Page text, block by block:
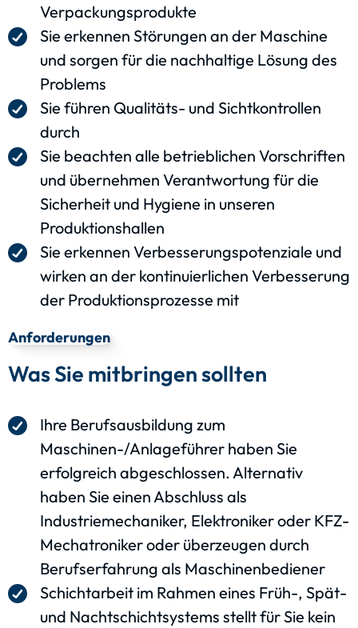
Verpackungsprodukte
Sie erkennen Störungen an der Maschine
und sorgen für die nachhaltige Lösung des
Problems
Sie führen Qualitäts- und Sichtkontrollen
durch
Sie beachten alle betrieblichen Vorschriften
und übernehmen Verantwortung für die
Sicherheit und Hygiene in unseren
Produktionshallen
Sie erkennen Verbesserungspotenziale und
wirken an der kontinuierlichen Verbesserung
der Produktionsprozesse mit
Anforderungen
Was Sie mitbringen sollten
Ihre Berufsausbildung zum
Maschinen-/Anlageführer haben Sie
erfolgreich abgeschlossen. Alternativ
haben Sie einen Abschluss als
Industriemechaniker, Elektroniker oder KFZ-
Mechatroniker oder überzeugen durch
Berufserfahrung als Maschinenbediener
Schichtarbeit im Rahmen eines Früh-, Spät-
und Nachtschichtsystems stellt für Sie kein